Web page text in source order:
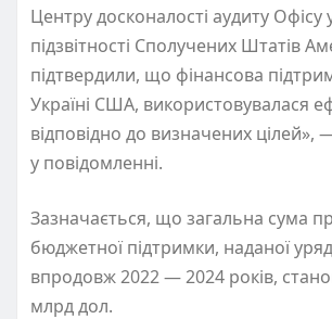
Центру досконалості аудиту Офісу
підзвітності Сполучених Штатів
підтвердили, що фінансова
Україні США, використовувалася
відповідно до визначених цілей»,
у повідомленні.
Зазначається, що загальна сума
бюджетної підтримки, наданої
впродовж 2022 — 2024 років,
млрд дол.